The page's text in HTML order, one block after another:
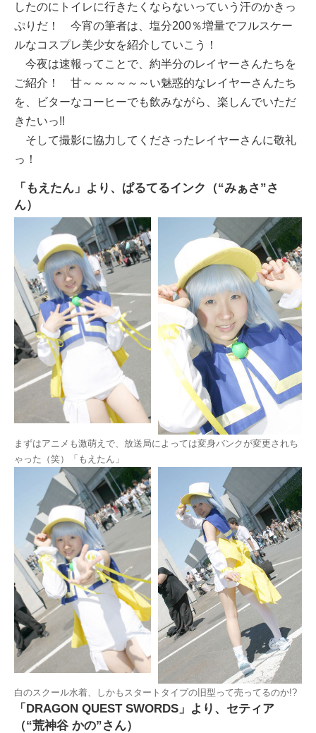
したのにトイレに行きたくならないっていう汗のかきっ
ぷりだ！ 今宵の筆者は、塩分200％増量でフルスケー
ルなコスプレ美少女を紹介していこう！
今夜は速報ってことで、約半分のレイヤーさんたちを
ご紹介！ 甘～～～～～～い魅惑的なレイヤーさんたち
を、ビターなコーヒーでも飲みながら、楽しんでいただ
きたいっ!!
そして撮影に協力してくださったレイヤーさんに敬礼
っ！
「もえたん」より、ぱるてるインク（“みぁさ”さ
ん）
まずはアニメも激萌えで、放送局によっては変身バンクが変更されち
ゃった（笑）「もえたん」
白のスクール水着、しかもスタートタイプの旧型って売ってるのか!?
「DRAGON QUEST SWORDS」より、セティア
（“荒神谷 かの”さん）